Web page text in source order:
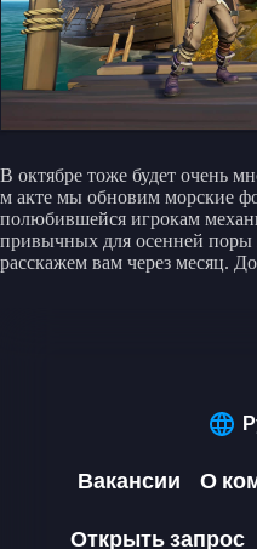
В октябре тоже будет очень
м акте мы обновим морские
полюбившейся игрокам
привычных для осенней
расскажем вам через месяц.